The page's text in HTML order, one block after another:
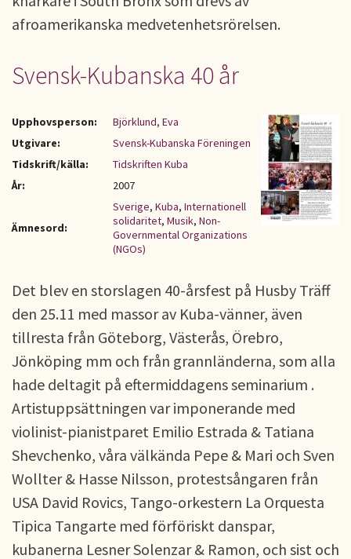
afroamerikanska medvetenhetsrörelsen.
Svensk-Kubanska 40 år
Upphovsperson:
Björklund, Eva
Utgivare:
Svensk-Kubanska Föreningen
Tidskrift/källa:
Tidskriften Kuba
År:
2007
Ämnesord:
Sverige, Kuba, Internationell
solidaritet, Musik, Non-
Governmental Organizations
(NGOs)
Det blev en storslagen 40-årsfest på Husby Träff
den 25.11 med massor av Kuba-vänner, även
tillresta från Göteborg, Västerås, Örebro,
Jönköping mm och från grannländerna, som alla
hade deltagit på eftermiddagens seminarium .
Artistuppsättningen var imponerande med
violinist-pianistparet Emilio Estrada & Tatiana
Shevchenko, våra välkända Pepe & Mari och Sven
Wollter & Hasse Nilsson, protestsångaren från
USA David Rovics, Tango-orkestern La Orquesta
Tipica Tangarte med förföriskt danspar,
kubanerna Lesner Solenzar & Ramon, och sist och